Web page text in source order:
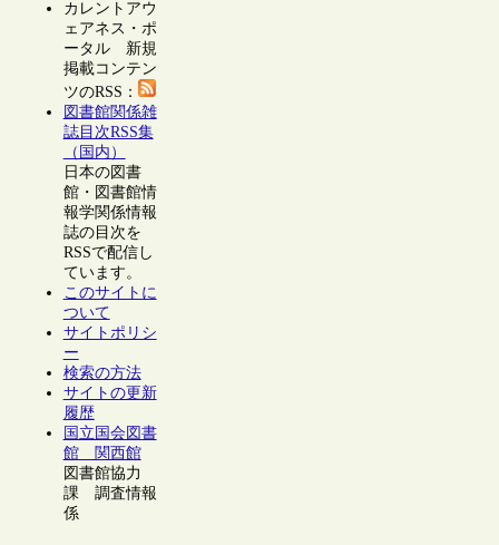
カレントアウ
ェアネス・ポ
ータル 新規
掲載コンテン
ツのRSS：
図書館関係雑
誌目次RSS集
（国内）
日本の図書
館・図書館情
報学関係情報
誌の目次を
RSSで配信し
ています。
このサイトに
ついて
サイトポリシ
ー
検索の方法
サイトの更新
履歴
国立国会図書
館 関西館
図書館協力
課 調査情報
係